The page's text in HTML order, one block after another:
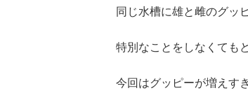
同じ水槽に雄と雌のグッ
特別なことをしなくても
今回はグッピーが増えす